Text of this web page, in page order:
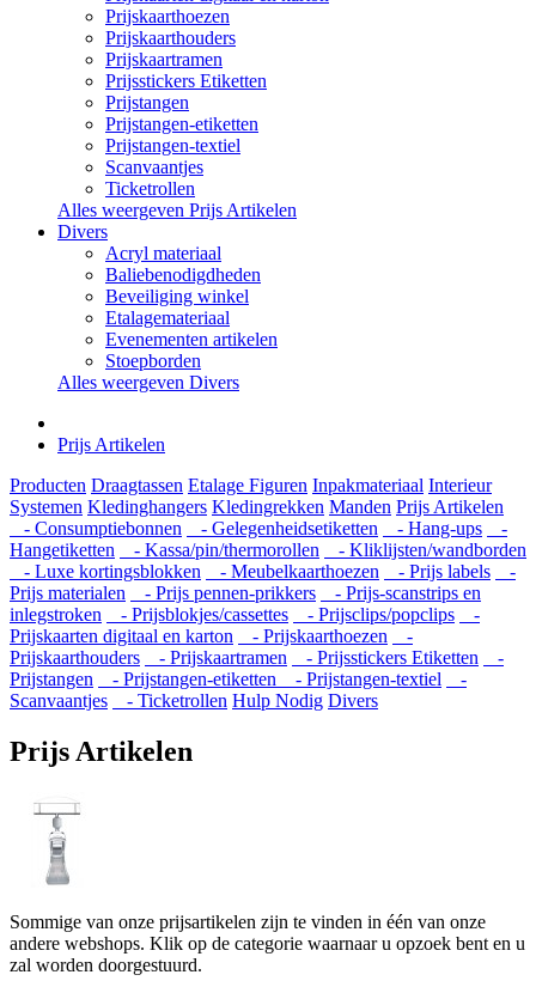
Prijskaarthoezen
Prijskaarthouders
Prijskaartramen
Prijsstickers Etiketten
Prijstangen
Prijstangen-etiketten
Prijstangen-textiel
Scanvaantjes
Ticketrollen
Alles weergeven Prijs Artikelen
Divers
Acryl materiaal
Baliebenodigdheden
Beveiliging winkel
Etalagemateriaal
Evenementen artikelen
Stoepborden
Alles weergeven Divers
Prijs Artikelen
Producten Draagtassen Etalage Figuren Inpakmateriaal Interieur
Systemen Kledinghangers Kledingrekken Manden Prijs Artikelen
- Consumptiebonnen
- Gelegenheidsetiketten - Hang-ups
-
Hangetiketten
- Kassa/pin/thermorollen
- Kliklijsten/wandborden
- Luxe kortingsblokken
- Meubelkaarthoezen - Prijs labels
-
Prijs materialen
- Prijs pennen-prikkers
- Prijs-scanstrips en
inlegstroken
- Prijsblokjes/cassettes - Prijsclips/popclips
-
Prijskaarten digitaal en karton
- Prijskaarthoezen
-
Prijskaarthouders
- Prijskaartramen - Prijsstickers Etiketten
-
Prijstangen
- Prijstangen-etiketten - Prijstangen-textiel
-
Scanvaantjes
- Ticketrollen Hulp Nodig Divers
Prijs Artikelen
Sommige van onze prijsartikelen zijn te vinden in één van onze
andere webshops. Klik op de categorie waarnaar u opzoek bent en u
zal worden doorgestuurd.